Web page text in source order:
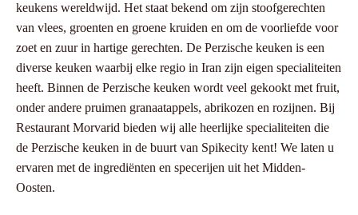
keukens wereldwijd. Het staat bekend om zijn stoofgerechten
van vlees, groenten en groene kruiden en om de voorliefde voor
zoet en zuur in hartige gerechten. De Perzische keuken is een
diverse keuken waarbij elke regio in Iran zijn eigen specialiteiten
heeft. Binnen de Perzische keuken wordt veel gekookt met fruit,
onder andere pruimen granaatappels, abrikozen en rozijnen. Bij
Restaurant Morvarid bieden wij alle heerlijke specialiteiten die
de Perzische keuken in de buurt van Spikecity kent! We laten u
ervaren met de ingrediënten en specerijen uit het Midden-
Oosten.